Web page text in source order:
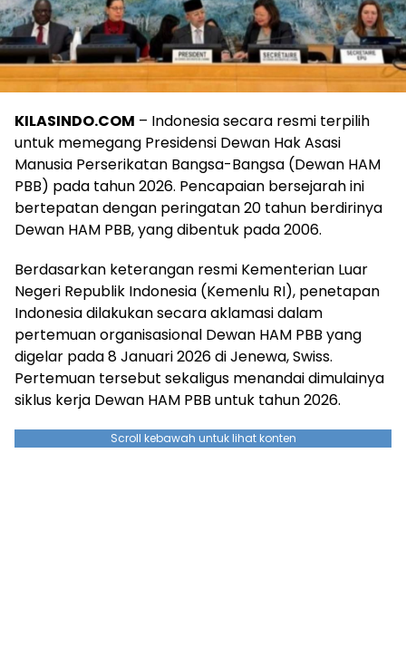
KILASINDO.COM – Indonesia secara resmi terpilih
untuk memegang Presidensi Dewan Hak Asasi
Manusia Perserikatan Bangsa-Bangsa (Dewan HAM
PBB) pada tahun 2026. Pencapaian bersejarah ini
bertepatan dengan peringatan 20 tahun berdirinya
Dewan HAM PBB, yang dibentuk pada 2006.
Berdasarkan keterangan resmi Kementerian Luar
Negeri Republik Indonesia (Kemenlu RI), penetapan
Indonesia dilakukan secara aklamasi dalam
pertemuan organisasional Dewan HAM PBB yang
digelar pada 8 Januari 2026 di Jenewa, Swiss.
Pertemuan tersebut sekaligus menandai dimulainya
siklus kerja Dewan HAM PBB untuk tahun 2026.
Scroll kebawah untuk lihat konten